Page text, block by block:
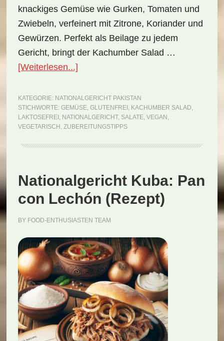
knackiges Gemüse wie Gurken, Tomaten und
Zwiebeln, verfeinert mit Zitrone, Koriander und
Gewürzen. Perfekt als Beilage zu jedem
Gericht, bringt der Kachumber Salad …
[Weiterlesen...]ÜberNationalgericht
Kachumber
Salad
(Rezept)
KATEGORIE: NATIONALGERICHT PAKISTAN
STICHWORTE: GEMÜSE, GLUTENFREI , KACHUMBER SALAD,
LAKTOSEFREI , NATIONALGERICHT, SALATE, VEGAN ,
VEGETARISCH , ZUBEREITUNGSTIPPS
Nationalgericht Kuba: Pan
con Lechón (Rezept)
BY FOOD-ENTHUSIASTEN TEAM